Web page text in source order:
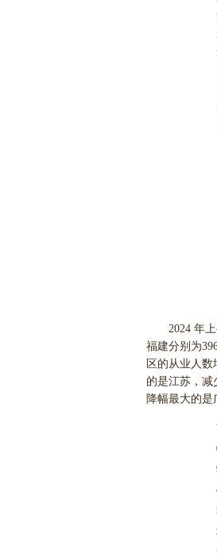
2024 年
福建分别为
区的从业人
的是江苏，减
降幅最大的是